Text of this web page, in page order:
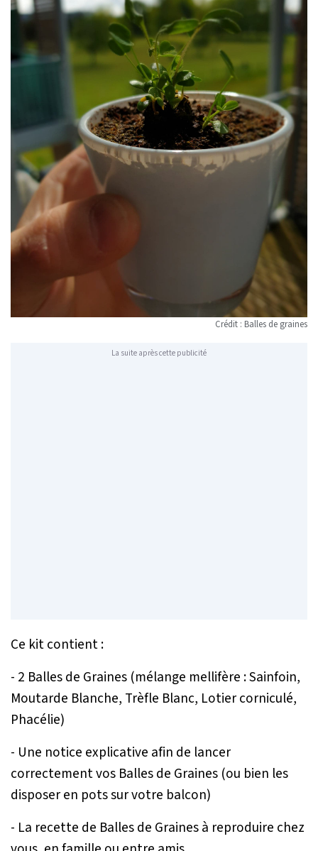
Crédit : Balles de graines
La suite après cette publicité
Ce kit contient :
- 2 Balles de Graines (mélange mellifère : Sainfoin,
Moutarde Blanche, Trèfle Blanc, Lotier corniculé,
Phacélie)
- Une notice explicative afin de lancer
correctement vos Balles de Graines (ou bien les
disposer en pots sur votre balcon)
- La recette de Balles de Graines à reproduire chez